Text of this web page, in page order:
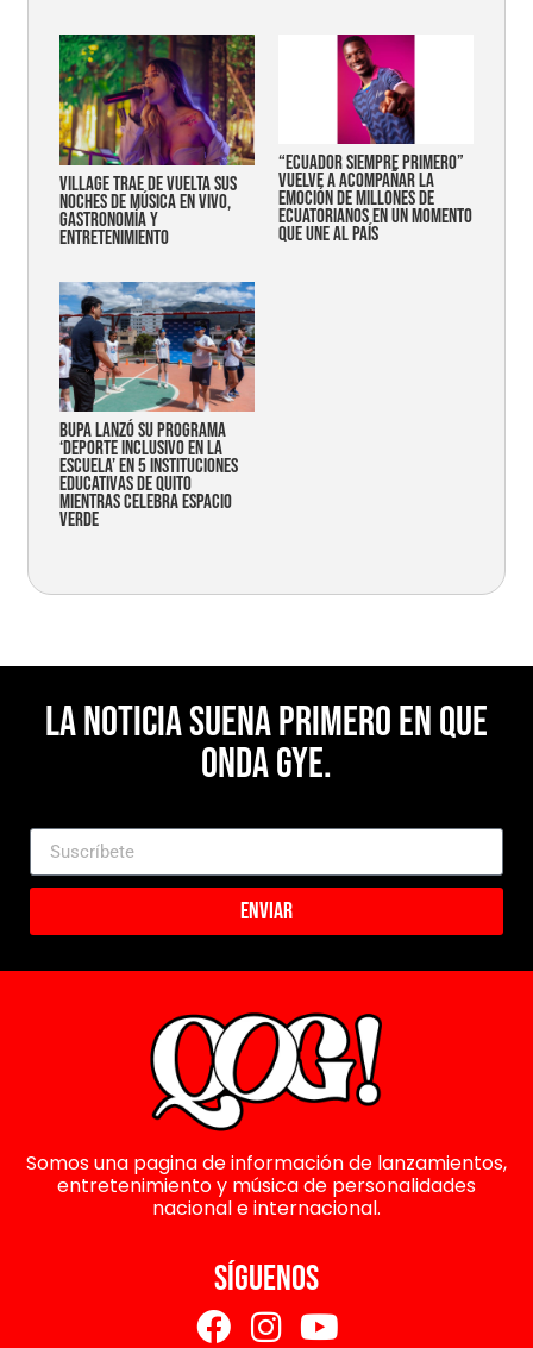
Village trae de vuelta sus
noches de música en vivo,
gastronomía y
entretenimiento
“Ecuador siempre primero”
vuelve a acompañar la
emoción de millones de
ecuatorianos en un momento
que une al país
Bupa lanzó su programa
‘Deporte Inclusivo en la
Escuela’ en 5 instituciones
educativas de Quito
mientras celebra espacio
verde
La noticia suena primero en Que
Onda Gye.
Enviar
Somos una pagina de información de lanzamientos,
entretenimiento y música de personalidades
nacional e internacional.
SÍGUENOS